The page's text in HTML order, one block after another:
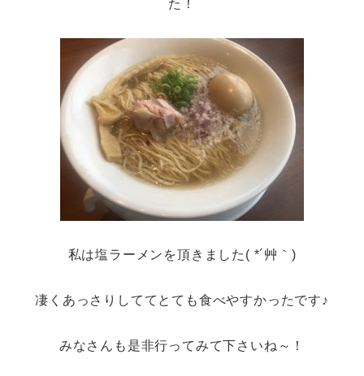
た！
私は塩ラーメンを頂きました( *´艸｀)
凄くあっさりしててとても食べやすかったです♪
みなさんも是非行ってみて下さいね～！